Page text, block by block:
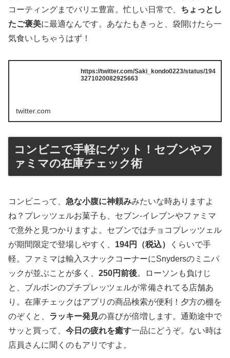
コーティングまでバリエ豊富。忙しい日常で、 ちょっとし
たご褒美に最適なんです。あなたもきっと、袋開けたら一
気食いしちゃうはず！
https://twitter.com/Saki_kondo0223/status/194
3271020082925663
twitter.com
コンビニで手軽にゲット！セブンやフ
ァミマの在庫チェック術
コンビニって、 急な小腹に神頼みみたいな時ありますよ
ね？プレッツェルお菓子も、セブン-イレブンやファミマ
で意外と見つかりますよ。セブンではチョコプレッツェル
が期間限定で登場しやすく、 194円（税込）
くらいで手
軽。ファミマは輸入スナックコーナーにSnydersのミニパ
ックが並ぶことが多く、 250円前後。ローソンも負けじ
と、ブルボンのプチプレッツェルが常備されてる店舗あ
り。在庫チェックはアプリの商品検索が便利！夕方の棚を
のぞくと、 ラッキー発見の喜びが倍増します。通勤途中で
サッと買って、 今日の疲れを癒す一品にどうぞ。ない時は
店員さんに聞くのもアリですよ。